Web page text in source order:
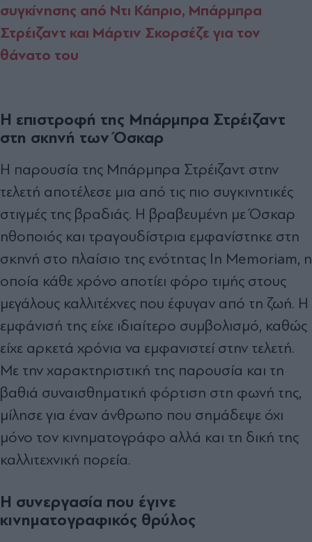
συγκίνησης από Ντι Κάπριο, Μπάρμπρα
Στρέιζαντ και Μάρτιν Σκορσέζε για τον
θάνατο του
Η επιστροφή της Μπάρμπρα Στρέιζαντ
στη σκηνή των Όσκαρ
Η παρουσία της Μπάρμπρα Στρέιζαντ στην
τελετή αποτέλεσε μια από τις πιο συγκινητικές
στιγμές της βραδιάς. Η βραβευμένη με Όσκαρ
ηθοποιός και τραγουδίστρια εμφανίστηκε στη
σκηνή στο πλαίσιο της ενότητας In Memoriam, η
οποία κάθε χρόνο αποτίει φόρο τιμής στους
μεγάλους καλλιτέχνες που έφυγαν από τη ζωή. Η
εμφάνισή της είχε ιδιαίτερο συμβολισμό, καθώς
είχε αρκετά χρόνια να εμφανιστεί στην τελετή.
Με την χαρακτηριστική της παρουσία και τη
βαθιά συναισθηματική φόρτιση στη φωνή της,
μίλησε για έναν άνθρωπο που σημάδεψε όχι
μόνο τον κινηματογράφο αλλά και τη δική της
καλλιτεχνική πορεία.
Η συνεργασία που έγινε
κινηματογραφικός θρύλος